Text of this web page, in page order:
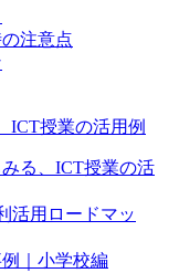
注意点
ICT授業の活用例
る、ICT授業の活
活用ロードマッ
｜小学校編